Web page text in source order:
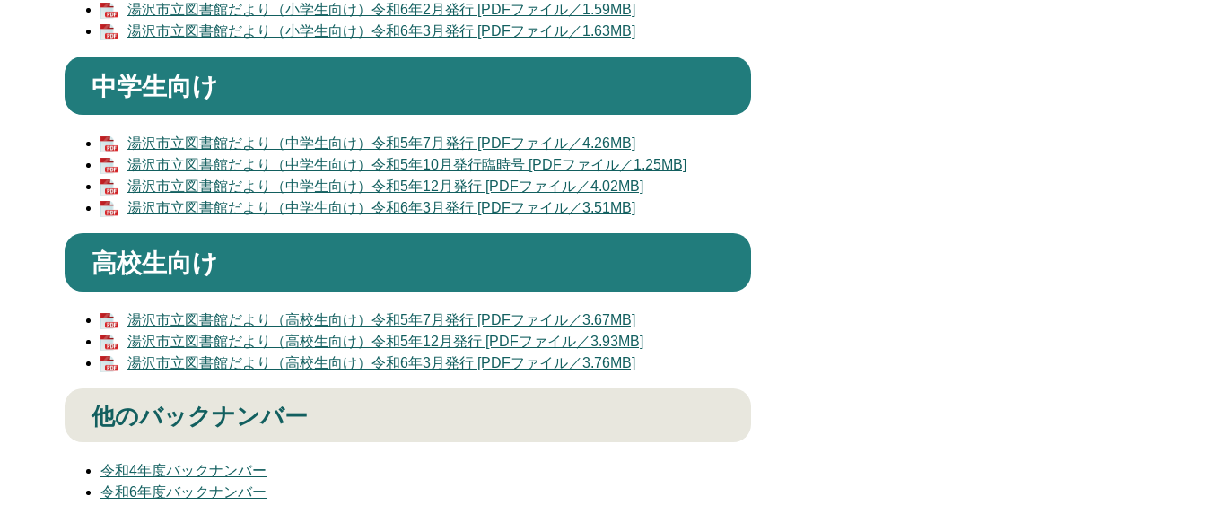
湯沢市立図書館だより（小学生向け）令和6年2月発行 [PDFファイル／1.59MB]
湯沢市立図書館だより（小学生向け）令和6年3月発行 [PDFファイル／1.63MB]
中学生向け
湯沢市立図書館だより（中学生向け）令和5年7月発行 [PDFファイル／4.26MB]
湯沢市立図書館だより（中学生向け）令和5年10月発行臨時号 [PDFファイル／1.25MB]
湯沢市立図書館だより（中学生向け）令和5年12月発行 [PDFファイル／4.02MB]
湯沢市立図書館だより（中学生向け）令和6年3月発行 [PDFファイル／3.51MB]
高校生向け
湯沢市立図書館だより（高校生向け）令和5年7月発行 [PDFファイル／3.67MB]
湯沢市立図書館だより（高校生向け）令和5年12月発行 [PDFファイル／3.93MB]
湯沢市立図書館だより（高校生向け）令和6年3月発行 [PDFファイル／3.76MB]
他のバックナンバー
令和4年度バックナンバー
令和6年度バックナンバー